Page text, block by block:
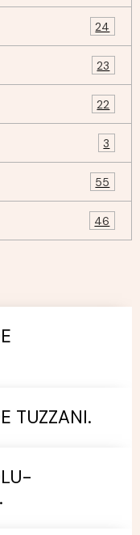
24
23
22
3
55
46
TUZZANI.